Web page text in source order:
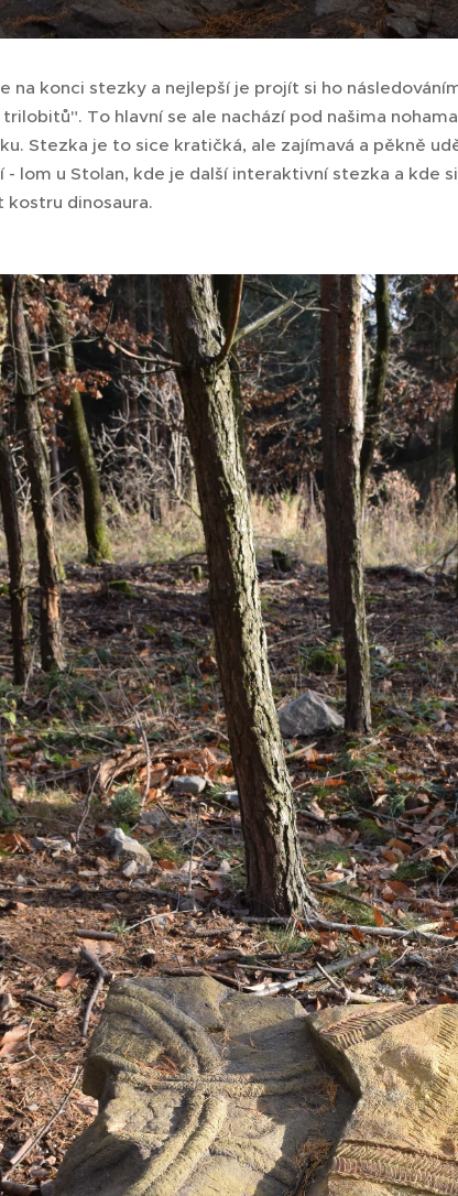
na konci stezky a nejlepší je projít si ho
To hlavní se ale nachází pod našima
Stezka je to sice kratičká, ale zajímavá a pěkně
lom u Stolan, kde je další interaktivní stezka a kde
kostru dinosaura.